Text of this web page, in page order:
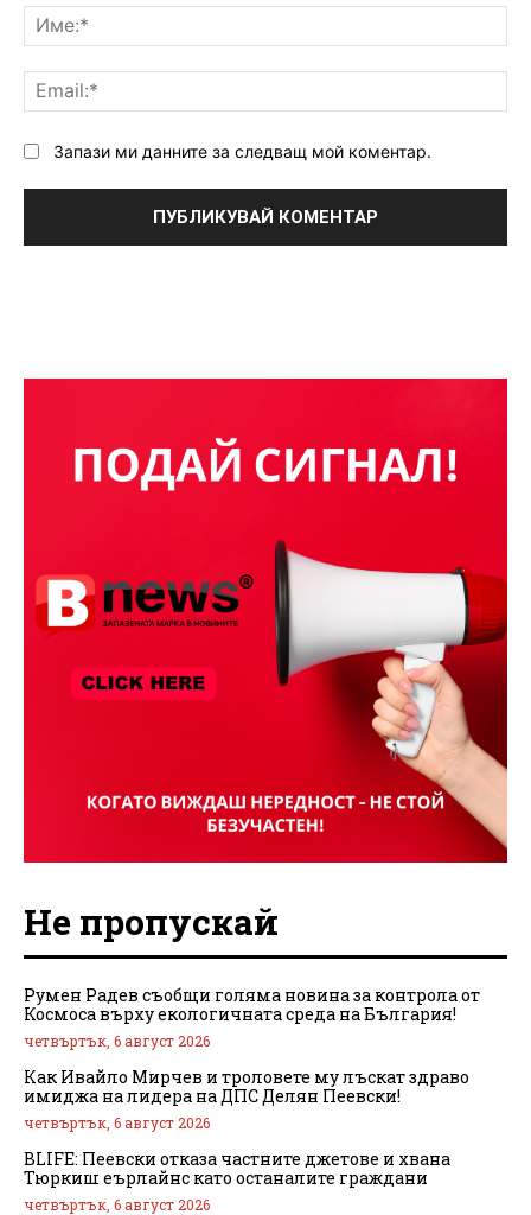
Запази ми данните за следващ мой коментар.
Не пропускай
Румен Радев съобщи голяма новина за контрола от
Космоса върху екологичната среда на България!
четвъртък, 6 август 2026
Как Ивайло Мирчев и троловете му лъскат здраво
имиджа на лидера на ДПС Делян Пеевски!
четвъртък, 6 август 2026
BLIFE: Пеевски отказа частните джетове и хвана
Тюркиш еърлайнс като останалите граждани
четвъртък, 6 август 2026